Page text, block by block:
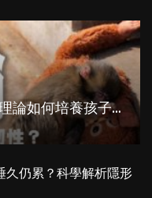
從
小獼猴Panchi 看：依附理論如何培養孩子心理韌性？
久仍累？科學解析隱形